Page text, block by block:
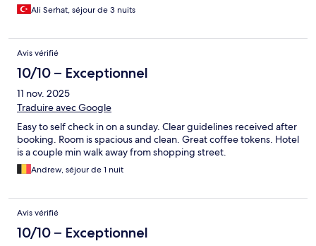
Ali Serhat, séjour de 3 nuits
Avis vérifié
10/10 – Exceptionnel
11 nov. 2025
Traduire avec Google
Easy to self check in on a sunday. Clear guidelines received after
booking. Room is spacious and clean. Great coffee tokens. Hotel
is a couple min walk away from shopping street.
Andrew, séjour de 1 nuit
Avis vérifié
10/10 – Exceptionnel